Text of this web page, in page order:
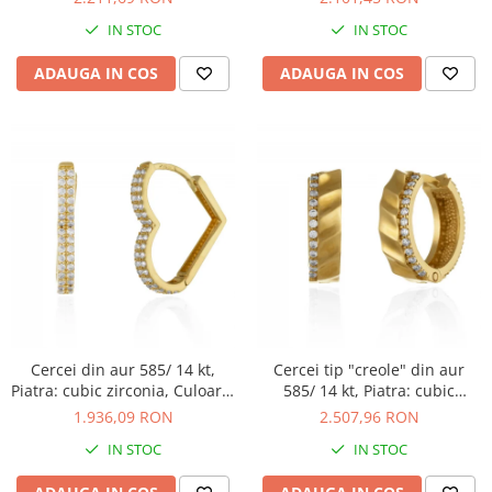
IN STOC
ADAUGA IN COS
IN STOC
ADAUGA IN COS
Cercei din aur 585/ 14 kt,
Piatra: cubic zirconia, Culoare:
transparenta
1.936,09 RON
IN STOC
Cercei tip "creole" din aur
585/ 14 kt, Piatra: cubic
zirconia, Culoare:
2.507,96 RON
IN STOC